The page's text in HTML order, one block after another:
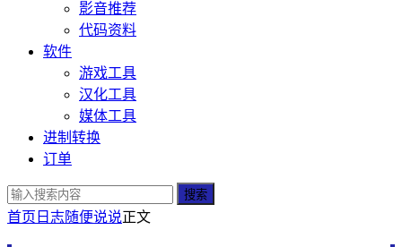
影音推荐
代码资料
软件
游戏工具
汉化工具
媒体工具
进制转换
订单
搜索
首页 日志随便说说正文